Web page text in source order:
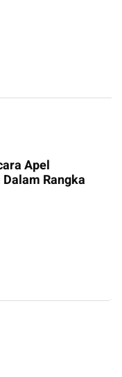
Apel
Rangka